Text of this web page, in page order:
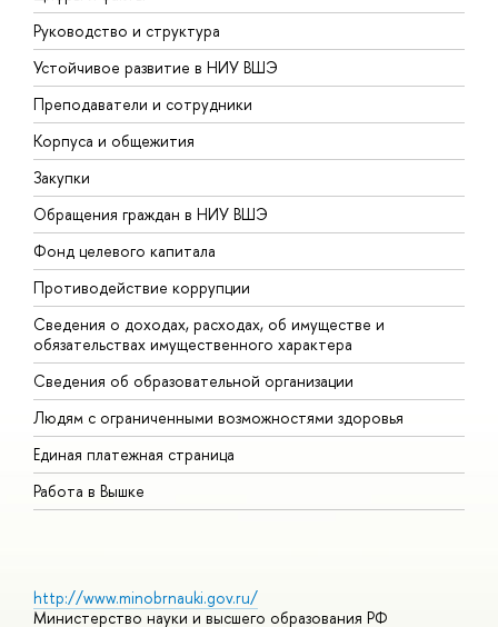
Руководство и структура
Устойчивое развитие в НИУ ВШЭ
Преподаватели и сотрудники
Корпуса и общежития
Закупки
Обращения граждан в НИУ ВШЭ
Фонд целевого капитала
Противодействие коррупции
Сведения о доходах, расходах, об имуществе и
обязательствах имущественного характера
Сведения об образовательной организации
Людям с ограниченными возможностями здоровья
Единая платежная страница
Работа в Вышке
http://www.minobrnauki.gov.ru/
Министерство науки и высшего образования РФ